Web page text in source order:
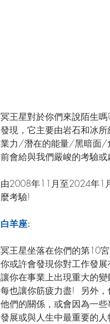
冥王星對於你們來說陌生
發現，它主要由岩石和冰
業力/潛在的能量/黑暗面/
前會給與我們嚴峻的考驗
由2008年11月至2024年1
麼考驗!
白羊座:
冥王星坐落在你們的第10
你或許會發現你對工作發
讓你在事業上出現重大的
每也讓你筋疲力盡!  另外
他們的關係，或會因為一
發展或與人生中最重要的